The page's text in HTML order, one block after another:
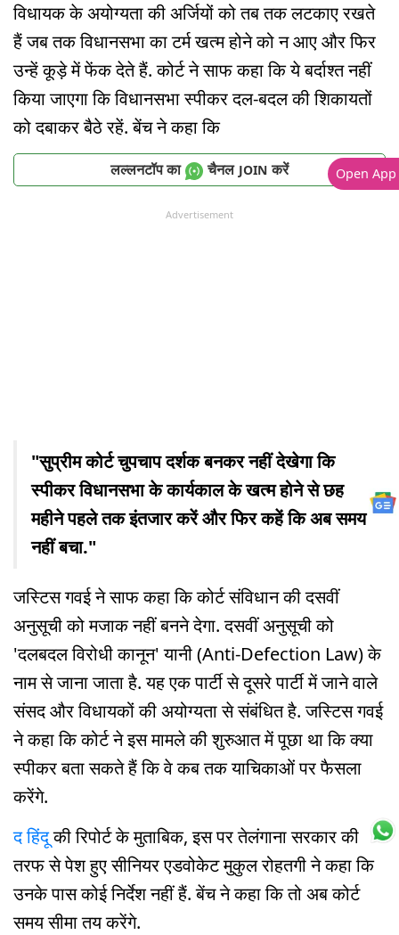
विधायक के अयोग्यता की अर्जियों को तब तक लटकाए रखते
हैं जब तक विधानसभा का टर्म खत्म होने को न आए और फिर
उन्हें कूड़े में फेंक देते हैं. कोर्ट ने साफ कहा कि ये बर्दाश्त नहीं
किया जाएगा कि विधानसभा स्पीकर दल-बदल की शिकायतों
को दबाकर बैठे रहें. बेंच ने कहा कि
लल्लनटॉप का चैनल JOIN करें
Advertisement
"सुप्रीम कोर्ट चुपचाप दर्शक बनकर नहीं देखेगा कि
स्पीकर विधानसभा के कार्यकाल के खत्म होने से छह
महीने पहले तक इंतजार करें और फिर कहें कि अब समय
नहीं बचा."
जस्टिस गवई ने साफ कहा कि कोर्ट संविधान की दसवीं
अनुसूची को मजाक नहीं बनने देगा. दसवीं अनुसूची को
'दलबदल विरोधी कानून' यानी (Anti-Defection Law) के
नाम से जाना जाता है. यह एक पार्टी से दूसरे पार्टी में जाने वाले
संसद और विधायकों की अयोग्यता से संबंधित है. जस्टिस गवई
ने कहा कि कोर्ट ने इस मामले की शुरुआत में पूछा था कि क्या
स्पीकर बता सकते हैं कि वे कब तक याचिकाओं पर फैसला
करेंगे.
द हिंदूकी रिपोर्ट के मुताबिक, इस पर तेलंगाना सरकार की
तरफ से पेश हुए सीनियर एडवोकेट मुकुल रोहतगी ने कहा कि
उनके पास कोई निर्देश नहीं हैं. बेंच ने कहा कि तो अब कोर्ट
समय सीमा तय करेंगे.
Open App